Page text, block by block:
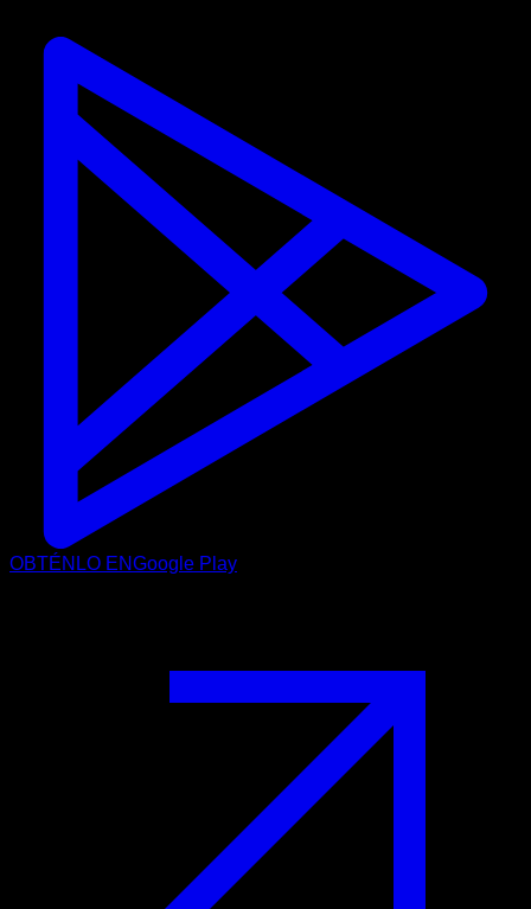
OBTÉNLO ENGoogle Play